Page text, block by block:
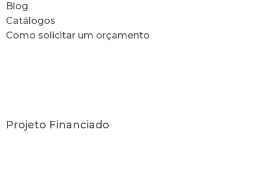
Blog
Catálogos
Como solicitar um orçamento
Projeto Financiado